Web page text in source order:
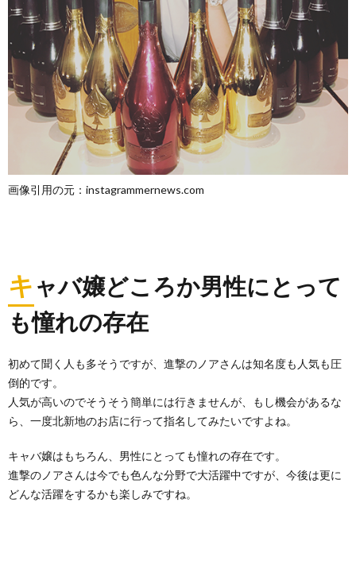
画像引用の元：instagrammernews.com
キ ャバ嬢どころか男性にとって
も憧れの存在
初めて聞く人も多そうですが、進撃のノアさんは知名度も人気も圧
倒的です。
人気が高いのでそうそう簡単には行きませんが、もし機会があるな
ら、一度北新地のお店に行って指名してみたいですよね。
キャバ嬢はもちろん、男性にとっても憧れの存在です。
進撃のノアさんは今でも色んな分野で大活躍中ですが、今後は更に
どんな活躍をするかも楽しみですね。